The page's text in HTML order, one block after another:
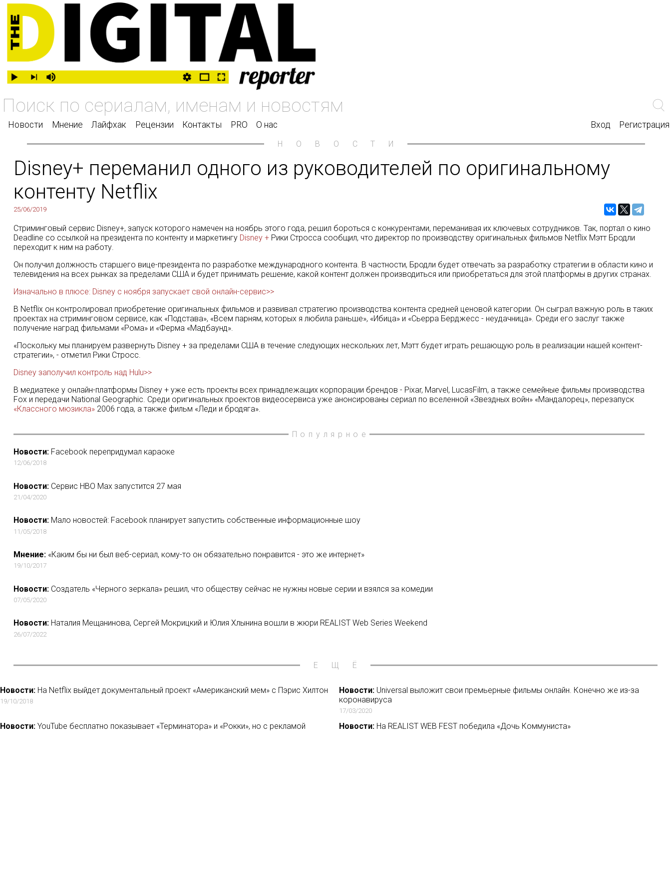
Новости Мнение Лайфхак Рецензии Контакты PRO О нас Вход Регистрация
НОВОСТИ
Disney+ переманил одного из руководителей по оригинальному
контенту Netflix
25/06/2019
Стриминговый сервис Disney+, запуск которого намечен на ноябрь этого года, решил бороться с конкурентами, переманивая их ключевых сотрудников. Так, портал о кино
Deadline со ссылкой на президента по контенту и маркетингу Disney +Рики Стросса сообщил, что директор по производству оригинальных фильмов Netflix Мэтт Бродли
переходит к ним на работу.
Он получил должность старшего вице-президента по разработке международного контента. В частности, Бродли будет отвечать за разработку стратегии в области кино и
телевидения на всех рынках за пределами США и будет принимать решение, какой контент должен производиться или приобретаться для этой платформы в других странах.
Изначально в плюсе: Disney с ноября запускает свой онлайн-сервис>>
В Netflix он контролировал приобретение оригинальных фильмов и развивал стратегию производства контента средней ценовой категории. Он сыграл важную роль в таких
проектах на стриминговом сервисе, как «Подстава», «Всем парням, которых я любила раньше», «Ибица» и «Сьерра Берджесс - неудачница». Среди его заслуг также
получение наград фильмами «Рома» и «Ферма «Мадбаунд».
«Поскольку мы планируем развернуть Disney + за пределами США в течение следующих нескольких лет, Мэтт будет играть решающую роль в реализации нашей контент-
стратегии», - отметил Рики Стросс.
Disney заполучил контроль над Hulu>>
В медиатеке у онлайн-платформы Disney + уже есть проекты всех принадлежащих корпорации брендов - Pixar, Marvel, LucasFilm, а также семейные фильмы производства
Fox и передачи National Geographic. Среди оригинальных проектов видеосервиса уже анонсированы сериал по вселенной «Звездных войн» «Мандалорец», перезапуск
«Классного мюзикла»2006 года, а также фильм «Леди и бродяга».
Популярное
Новости:Facebook перепридумал караоке
12/06/2018
Новости:Сервис HBO Max запустится 27 мая
21/04/2020
Новости:Мало новостей: Facebook планирует запустить собственные информационные шоу
11/05/2018
Мнение:«Каким бы ни был веб-сериал, кому-то он обязательно понравится - это же интернет»
19/10/2017
Новости:Создатель «Черного зеркала» решил, что обществу сейчас не нужны новые серии и взялся за комедии
07/05/2020
Новости:Наталия Мещанинова, Сергей Мокрицкий и Юлия Хлынина вошли в жюри REALIST Web Series Weekend
26/07/2022
ЕЩЁ
Новости: На Netflix выйдет документальный проект «Американский мем» с Пэрис Хилтон
19/10/2018
Новости:Universal выложит свои премьерные фильмы онлайн. Конечно же из-за
коронавируса
17/03/2020
Новости: YouTube бесплатно показывает «Терминатора» и «Рокки», но с рекламой Новости:На REALIST WEB FEST победила «Дочь Коммуниста»